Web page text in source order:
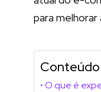
para
Conteúdo
O que é